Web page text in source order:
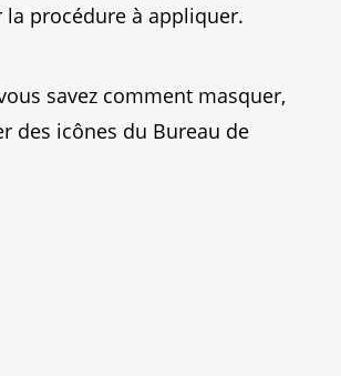
la procédure à appliquer.
savez comment masquer,
des icônes du Bureau de